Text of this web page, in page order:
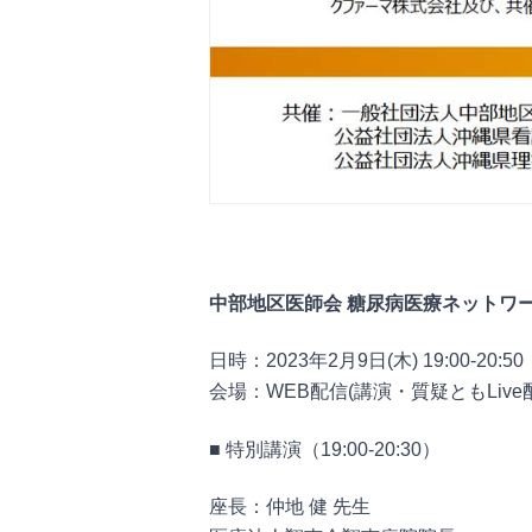
中部地区医師会 糖尿病医療ネットワ
日時：2023年2⽉9⽇(⽊) 19:00-20:50
会場：WEB配信(講演・質疑ともLive
■ 特別講演（19:00-20:30）
座長：仲地 健 先⽣